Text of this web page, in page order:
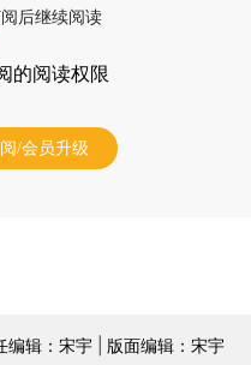
后继续阅读
的阅读权限
/会员升级
编辑：宋宇 | 版面编辑：宋宇